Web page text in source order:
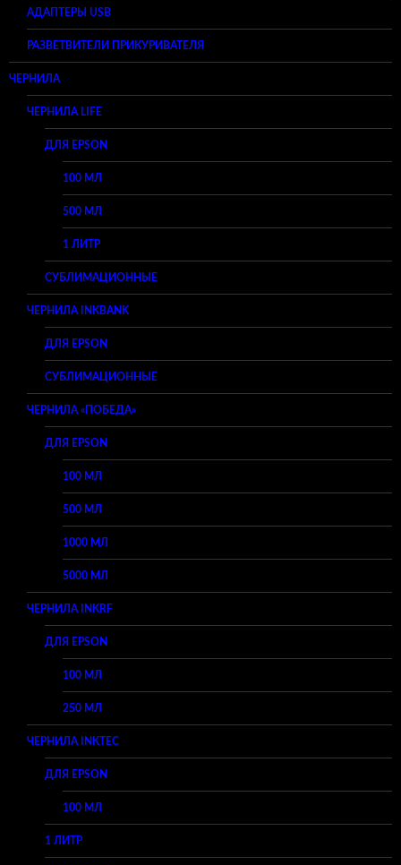
АДАПТЕРЫ USB
РАЗВЕТВИТЕЛИ ПРИКУРИВАТЕЛЯ
ЧЕРНИЛА
ЧЕРНИЛА LIFE
ДЛЯ EPSON
100 МЛ
500 МЛ
1 ЛИТР
СУБЛИМАЦИОННЫЕ
ЧЕРНИЛА INKBANK
ДЛЯ EPSON
СУБЛИМАЦИОННЫЕ
ЧЕРНИЛА «ПОБЕДА»
ДЛЯ EPSON
100 МЛ
500 МЛ
1000 МЛ
5000 МЛ
ЧЕРНИЛА INKRF
ДЛЯ EPSON
100 МЛ
250 МЛ
ЧЕРНИЛА INKTEC
ДЛЯ EPSON
100 МЛ
1 ЛИТР